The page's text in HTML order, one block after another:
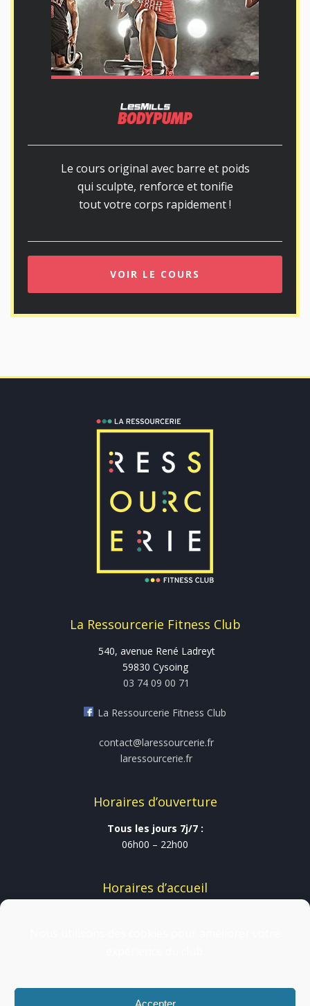
Accepter
Le cours original avec barre et poids
qui sculpte, renforce et tonifie
tout votre corps rapidement !
VOIR LE COURS
La Ressourcerie Fitness Club
540, avenue René Ladreyt
59830 Cysoing
03 74 09 00 71
La Ressourcerie Fitness Club
contact@laressourcerie.fr
laressourcerie.fr
Horaires d’ouverture
Tous les jours 7j/7 :
06h00 – 22h00
Horaires d’accueil